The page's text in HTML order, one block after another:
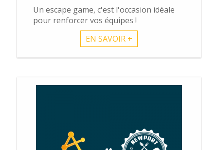
Un escape game, c'est l'occasion idéale
pour renforcer vos équipes !
EN SAVOIR +